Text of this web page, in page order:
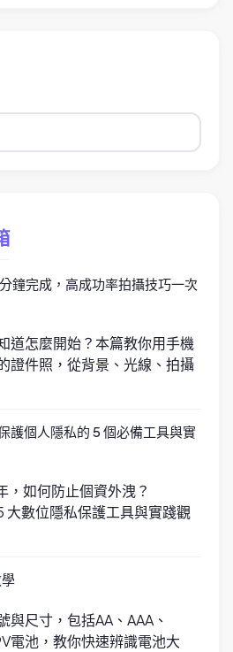
鐘完成，高成功率拍攝技巧一次
道怎麼開始？本篇教你用手機
證件照，從背景、光線、拍攝
護個人隱私的 5 個必備工具與實
，如何防止個資外洩？
數位隱私保護工具與實踐觀
與尺寸，包括AA、AAA、
電池，教你快速辨識電池大